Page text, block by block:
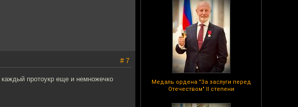
Медаль ордена "За заслуги перед
Отечеством" II степени
# 7
протоукр еще и немножечко